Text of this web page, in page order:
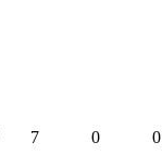
7 0 0